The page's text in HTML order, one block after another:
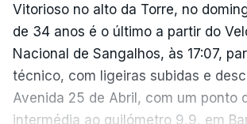
Vitorioso no alto da Torre, no
de 34 anos é o último a partir do
Nacional de Sangalhos, às 17:07,
técnico, com ligeiras subidas e
Avenida 25 de Abril, com um ponto
intermédia ao quilómetro 9,9, em